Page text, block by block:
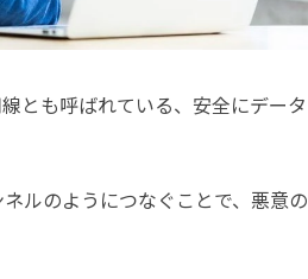
とも呼ばれている、安全にデータ
ルのようにつなぐことで、悪意の